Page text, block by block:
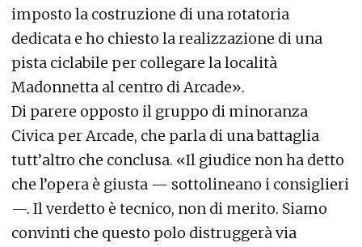
imposto la costruzione di una rotatoria
dedicata e ho chiesto la realizzazione di una
pista ciclabile per collegare la località
Madonnetta al centro di Arcade».
Di parere opposto il gruppo di minoranza
Civica per Arcade, che parla di una battaglia
tutt’altro che conclusa. «Il giudice non ha detto
che l’opera è giusta — sottolineano i consiglieri
—. Il verdetto è tecnico, non di merito. Siamo
convinti che questo polo distruggerà via